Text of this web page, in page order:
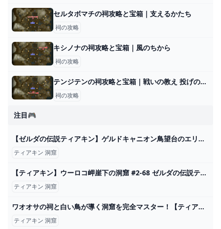
セルタボマチの祠攻略と宝箱｜支えるかたち
祠の攻略
キシノナの祠攻略と宝箱｜風のちから
祠の攻略
テンジテンの祠攻略と宝箱｜戦いの教え 投げの極意
祠の攻略
注目🎮
【ゼルダの伝説ティアキン】ゲルドキャニオン鳥望台のエリアの洞窟＆マヨイ Part140 - YouTube
ティアキン 洞窟
【ティアキン】ウーロコ岬崖下の洞窟 #2-68 ゼルダの伝説ティアーズオブザ キングダム2周目 #ゼルダの伝説 #ティアキン #zelda - YouTube
ティアキン 洞窟
ワオオサの祠と白い鳥が導く洞窟を完全マスター！【ティアキン攻略】 とあるゲームブログの軌跡
ティアキン 洞窟